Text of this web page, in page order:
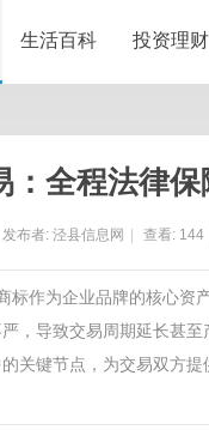
生活百科 投资理财
：全程法律
发布者: 泾县信息网 查看: 144
标作为企业品牌的核心资
，导致交易周期延长甚
关键节点，为交易双方